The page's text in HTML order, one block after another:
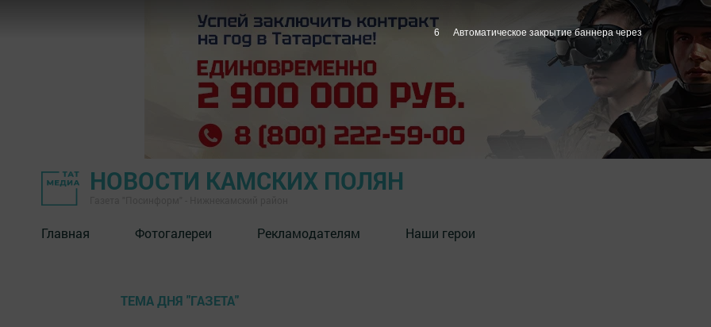
НОВОСТИ КАМСКИХ ПОЛЯН
Главная Фотогалереи Рекламодателям Наши герои
ТЕМА ДНЯ "ГАЗЕТА"
5 Автоматическое закрытие баннера через